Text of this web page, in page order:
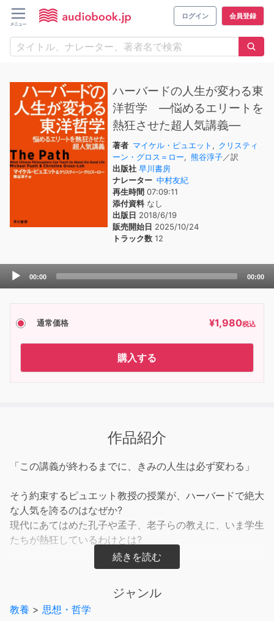
ログイン 会員登録
ハーバードの人生が変わる東
洋哲学 ―悩めるエリートを
熱狂させた超人気講義―
著者 マイケル・ピュエット , クリスティ
ーン・グロス＝ロー, 熊谷淳子／訳
出版社 早川書房
ナレーター 中村友紀
再生時間 07:09:11
添付資料なし
出版日 2018/6/19
販売開始日 2025/10/24
トラック数 12
Audio
00:00 00:00
通常価格 ¥1,980税込
購入する
作品紹介
「この講義が終わるまでに、きみの人生は必ず変わる」
そう約束するピュエット教授の授業が、ハーバードで絶大
な人気を誇るのはなぜか?
現代にあてはめた孔子や孟子、老子らの教えに、いま学生
たちが熱狂しているわけとは?
●自分探しをするな
●強くなりたいなら徹底的に弱くなれ
●自然を賛美しすぎるな
ジャンル
教養 > 思想・哲学